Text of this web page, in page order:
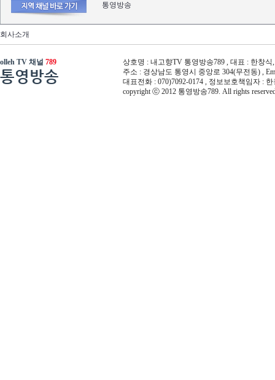
통영방송
회사소개
olleh TV 채널 789
통영방송
상호명 : 내고향TV 통영방송789 , 대표 : 한창식
주소 : 경상남도 통영시 중앙로 304(무전동) ,
대표전화 : 070)7092-0174 , 정보보호책임자 :
copyright ⓒ 2012 통영방송789. All rights